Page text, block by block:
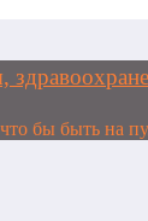
бы быть на